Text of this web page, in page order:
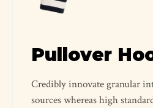
Pullover
Credibly innovate granular
sources whereas high